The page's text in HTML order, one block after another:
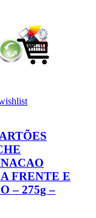
FRENTE E
– 275g –